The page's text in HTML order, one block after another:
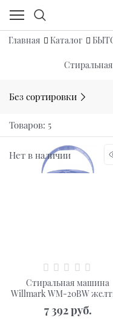
Главная Каталог
Без сортировки
Товаров: 5
Нет в наличии
Стиральная машина
Willmark WM-20BW
7 392 руб.